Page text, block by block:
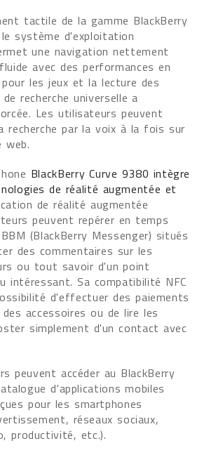
tactile de la gamme BlackBerry
système d'exploitation
une navigation nettement
avec des performances en
les jeux et la lecture des
recherche universelle a
Les utilisateurs peuvent
recherche par la voix à la fois sur
web.
BlackBerry Curve 9380 intègre
de réalité augmentée et
de réalité augmentée
peuvent repérer en temps
(BlackBerry Messenger) situés
des commentaires sur les
ou tout savoir d'un point
intéressant. Sa compatibilité NFC
d'effectuer des paiements
accessoires ou de lire les
simplement d'un contact avec
peuvent accéder au BlackBerry
d'applications mobiles
pour les smartphones
réseaux sociaux,
productivité, etc.).